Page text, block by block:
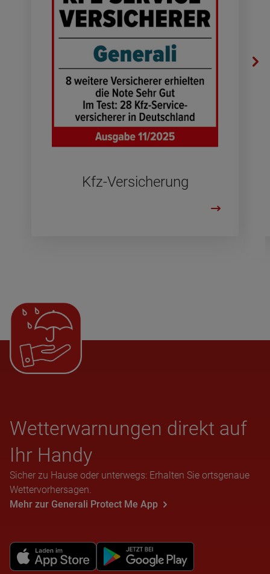
Kfz-Ver­si­che­rung
Wet­ter­war­nun­gen direkt auf
Ihr Handy
Sicher zu Hause oder unterwegs: Erhalten Sie ortsgenaue
Wettervorhersagen.
Mehr zur Generali Protect Me App